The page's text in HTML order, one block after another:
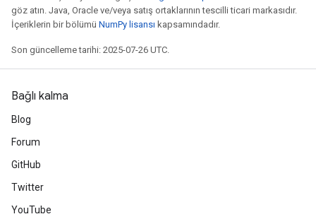
göz atın. Java, Oracle ve/veya satış ortaklarının tescilli ticari markasıdır.
İçeriklerin bir bölümü NumPy lisansı kapsamındadır.
Son güncelleme tarihi: 2025-07-26 UTC.
Bağlı kalma
Blog
Forum
GitHub
Twitter
YouTube